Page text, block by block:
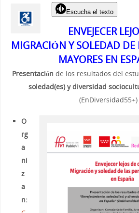
Escucha el texto
ENVEJECER
MIGRACIÓN Y SOLEDAD DE
MAYORES EN
Presentación de los resultados del
soledad(es) y diversidad
(EnDiversidad55+)
O
rg
a
ni
z
a
n: